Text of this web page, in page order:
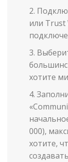
или Trust
хотите
000),
хотите,